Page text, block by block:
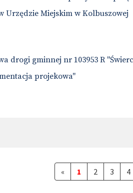
Urzędzie Miejskim w Kolbuszowej
drogi gminnej nr 103953 R
projekowa"
« 1 2 3 4